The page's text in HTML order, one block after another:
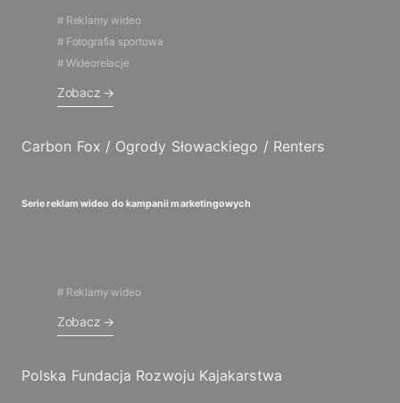
Reklamy wideo
Fotografia sportowa
Wideorelacje
Zobacz
Carbon Fox / Ogrody Słowackiego / Renters
Serie reklam wideo do kampanii marketingowych
Reklamy wideo
Zobacz
Polska Fundacja Rozwoju Kajakarstwa